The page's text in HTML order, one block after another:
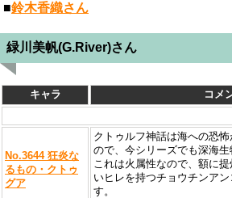
■鈴木香織さん
緑川美帆(G.River)さん
キャラ コメ
No.3644 狂炎な
るもの・クトゥ
グア
クトゥルフ神話は海への恐
ので、今シリーズでも深海生
これは火属性なので、額に
いヒレを持つチョウチンア
す。